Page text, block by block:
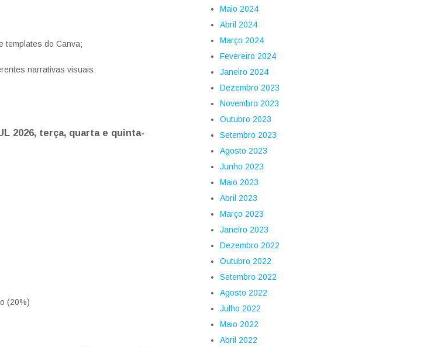
templates do Canva;
narrativas visuais:
2026, terça, quarta e quinta-
(20%)
Maio 2024
Abril 2024
Março 2024
Fevereiro 2024
Janeiro 2024
Dezembro 2023
Novembro 2023
Outubro 2023
Setembro 2023
Agosto 2023
Junho 2023
Maio 2023
Abril 2023
Março 2023
Janeiro 2023
Dezembro 2022
Outubro 2022
Setembro 2022
Agosto 2022
Julho 2022
Maio 2022
Abril 2022